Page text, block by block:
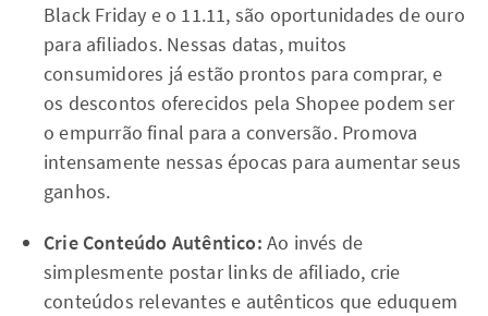
Black Friday e o 11.11, são oportunidades de ouro
para afiliados. Nessas datas, muitos
consumidores já estão prontos para comprar, e
os descontos oferecidos pela Shopee podem ser
o empurrão final para a conversão. Promova
intensamente nessas épocas para aumentar seus
ganhos.
Crie Conteúdo Autêntico: Ao invés de
simplesmente postar links de afiliado, crie
conteúdos relevantes e autênticos que eduquem